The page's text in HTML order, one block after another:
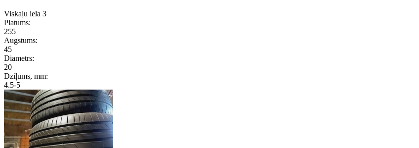
Viskaļu iela 3
Platums:
255
Augstums:
45
Diametrs:
20
Dziļums, mm:
4.5-5